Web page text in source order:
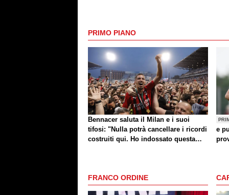
PRIMO PIANO
Bennacer saluta il Milan e i suoi
tifosi: "Nulla potrà cancellare i ricordi
costruiti qui. Ho indossato questa
e
FRANCO ORDINE